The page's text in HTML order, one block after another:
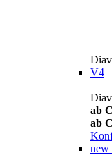
V4
ab
ab
new